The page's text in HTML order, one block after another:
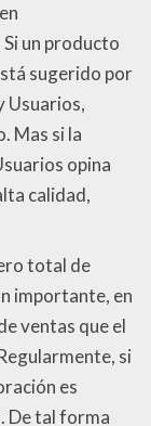
un producto
sugerido por
Usuarios,
Mas si la
opina
calidad,
total de
importante, en
ventas que el
si
es
De tal forma